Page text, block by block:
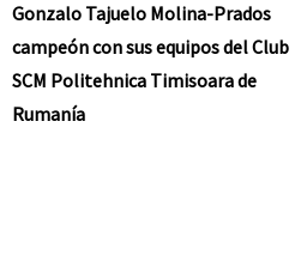
Gonzalo Tajuelo Molina-Prados
campeón con sus equipos del Club
SCM Politehnica Timisoara de
Rumanía